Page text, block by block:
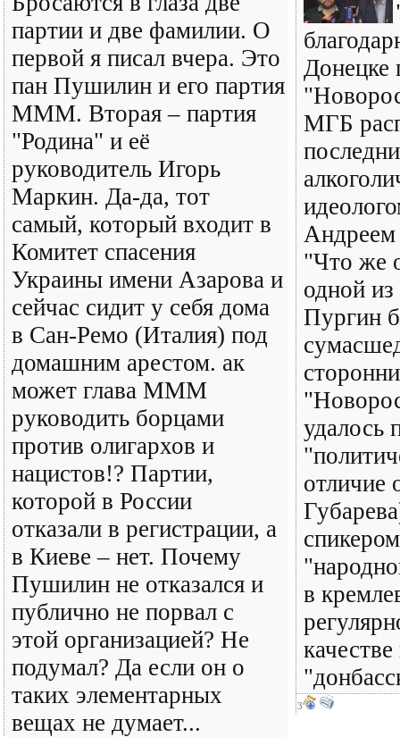
партии и две фамилии. О
первой я писал вчера. Это
пан Пушилин и его партия
МММ. Вторая – партия
"Родина" и её
руководитель Игорь
Маркин. Да-да, тот
самый, который входит в
Комитет спасения
Украины имени Азарова и
сейчас сидит у себя дома
в Сан-Ремо (Италия) под
домашним арестом. ак
может глава МММ
руководить борцами
против олигархов и
нацистов!? Партии,
которой в России
отказали в регистрации, а
в Киеве – нет. Почему
Пушилин не отказался и
публично не порвал с
этой организацией? Не
подумал? Да если он о
таких элементарных
вещах не думает...
Донецке
МГБ
"Что же
одной
Пургин
удалось
отличие
в
3